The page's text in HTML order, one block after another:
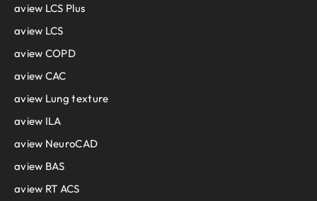
aview LCS Plus
aview LCS
aview COPD
aview CAC
aview Lung texture
aview ILA
aview NeuroCAD
aview BAS
aview RT ACS